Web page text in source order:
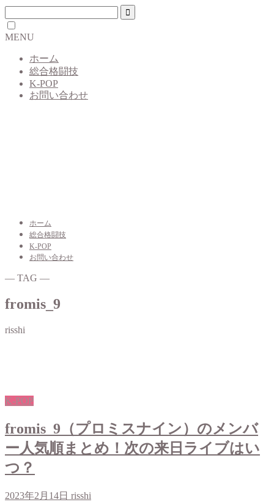
MENU
ホーム
総合格闘技
K-POP
お問い合わせ
ホーム
総合格闘技
K-POP
お問い合わせ
― TAG ―
fromis_9
risshi
K-POP
fromis_9（プロミスナイン）のメンバ
ー人気順まとめ！次の来日ライブはい
つ？
2023年2月14日 risshi